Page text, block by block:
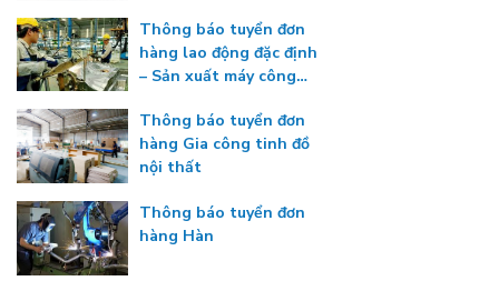
Thông báo tuyển đơn
hàng lao động đặc định
– Sản xuất máy công
Thông báo tuyển đơn
hàng Gia công tinh đồ
nội thất
Thông báo tuyển đơn
hàng Hàn